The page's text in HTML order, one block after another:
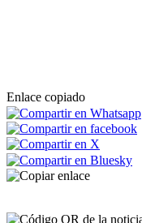
Enlace copiado